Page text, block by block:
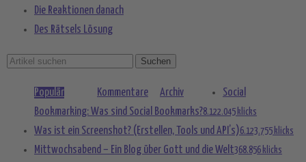
Die Reaktionen danach
Des Rätsels Lösung
Populär Kommentare Archiv
Social
Bookmarking: Was sind Social Bookmarks?8.122.045 klicks
Was ist ein Screenshot? (Erstellen, Tools und API’s)6.123.755 klicks
Mittwochsabend – Ein Blog über Gott und die Welt368.856 klicks